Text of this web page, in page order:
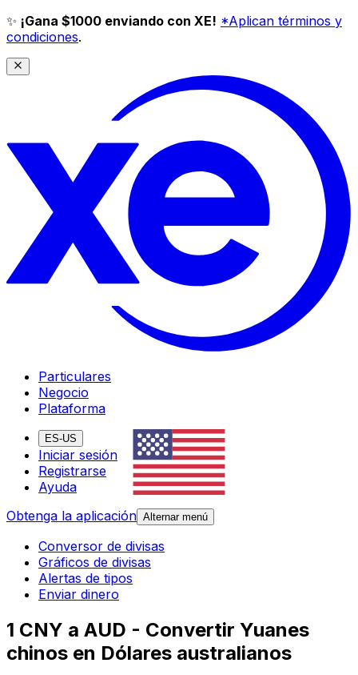
✨ ¡Gana $1000 enviando con XE! *Aplican términos y
condiciones.
Particulares
Negocio
Plataforma
ES-US
Iniciar sesión
Registrarse
Ayuda
Obtenga la aplicación Alternar menú
Conversor de divisas
Gráficos de divisas
Alertas de tipos
Enviar dinero
1 CNY a AUD - Convertir Yuanes
chinos en Dólares australianos